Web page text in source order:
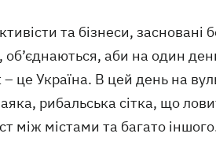
та бізнеси, засновані
аби на один
це Україна. В цей день на
рибальська сітка, що
між містами та багато